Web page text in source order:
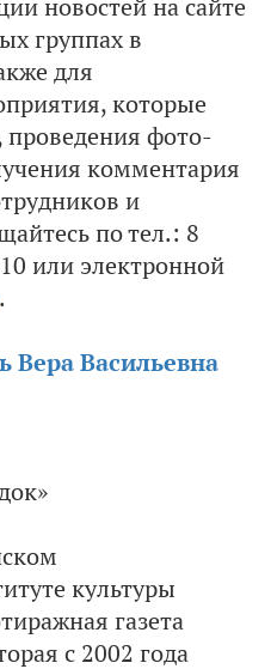
новостей на сайте
группах в
для
которые
проведения фото-
комментария
и
по тел.: 8
или электронной
.
Вера Васильевна
культуры
газета
с 2002 года